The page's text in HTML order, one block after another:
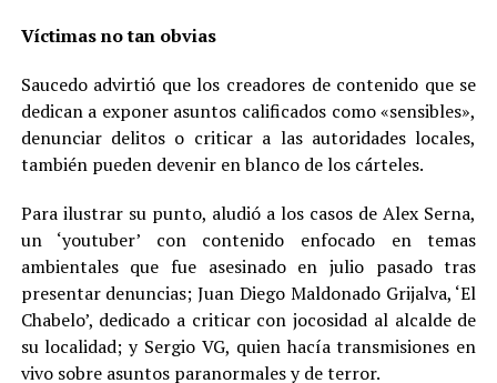
Víctimas no tan obvias
Saucedo advirtió que los creadores de contenido que se
dedican a exponer asuntos calificados como «sensibles»,
denunciar delitos o criticar a las autoridades locales,
también pueden devenir en blanco de los cárteles.
Para ilustrar su punto, aludió a los casos de Alex Serna,
un ‘youtuber’ con contenido enfocado en temas
ambientales que fue asesinado en julio pasado tras
presentar denuncias; Juan Diego Maldonado Grijalva, ‘El
Chabelo’, dedicado a criticar con jocosidad al alcalde de
su localidad; y Sergio VG, quien hacía transmisiones en
vivo sobre asuntos paranormales y de terror.